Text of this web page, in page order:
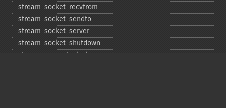
stream_​socket_​recvfrom
stream_​socket_​sendto
stream_​socket_​server
stream_​socket_​shutdown
stream_​supports_​lock